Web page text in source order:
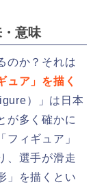
意味
のか？それは
ュア」を描く
）」は日本
が多く確かに
フィギュア」
、選手が滑走
」を描くとい